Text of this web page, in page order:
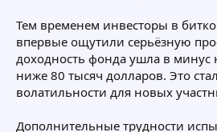
Тем временем инвесторы в
впервые ощутили серьёзную
доходность фонда ушла в минус
ниже 80 тысяч долларов. Это
волатильности для новых
Дополнительные трудности